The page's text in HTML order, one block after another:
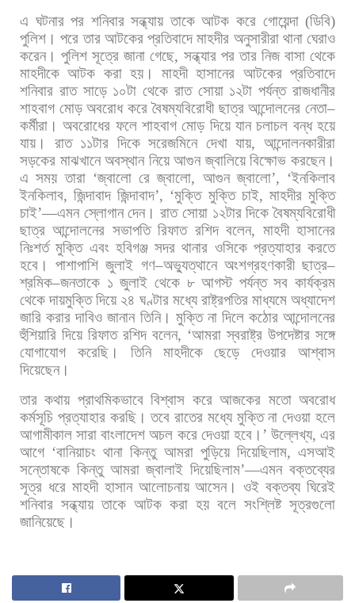
এ ঘটনার পর শনিবার সন্ধ্যায় তাকে আটক করে গোয়েন্দা(ডিবি)
পুলিশ। পরে তার আটকের প্রতিবাদে মাহদীর অনুসারীরা থানা ঘেরাও
করেন। পুলিশ সূত্রে জানা গেছে, সন্ধ্যার পর তার নিজ বাসা থেকে
মাহদীকে আটক করা হয়। মাহদী হাসানের আটকের প্রতিবাদে
শনিবার রাত সাড়ে ১০টা থেকে রাত সোয়া ১২টা পর্যন্ত রাজধানীর
শাহবাগ মোড় অবরোধ করে বৈষম্যবিরোধী ছাত্র আন্দোলনের নেতা–
কর্মীরা। অবরোধের ফলে শাহবাগ মোড় দিয়ে যান চলাচল বন্ধ হয়ে
যায়।
রাত ১১টার দিকে সরেজমিনে দেখা যায়,আন্দোলনকারীরা
সড়কের মাঝখানে অবস্থান নিয়ে আগুন জ্বালিয়ে বিক্ষোভ করছেন।
এ সময় তারা‘জ্বালো রে জ্বালো, আগুন জ্বালো’, ‘ইনকিলাব
ইনকিলাব,জিন্দাবাদ জিন্দাবাদ’, ‘মুক্তি মুক্তি চাই, মাহদীর মুক্তি
চাই’—এমন স্লোগান দেন। রাত সোয়া ১২টার দিকে বৈষম্যবিরোধী
ছাত্র আন্দোলনের সভাপতি রিফাত রশিদ বলেন, মাহদী হাসানের
নিঃশর্ত মুক্তি এবং হবিগঞ্জ সদর থানার ওসিকে প্রত্যাহার করতে
হবে।
পাশাপাশি জুলাই গণ–অভ্যুত্থানে অংশগ্রহণকারী ছাত্র–
শ্রমিক–জনতাকে ১ জুলাই থেকে ৮ আগস্ট পর্যন্ত সব কার্যক্রম
থেকে দায়মুক্তি দিয়ে ২৪ ঘণ্টার মধ্যে রাষ্ট্রপতির মাধ্যমে অধ্যাদেশ
জারি করার দাবিও জানান তিনি। মুক্তি না দিলে কঠোর আন্দোলনের
হুঁশিয়ারি দিয়ে রিফাত রশিদ বলেন, ‘আমরা স্বরাষ্ট্র উপদেষ্টার সঙ্গে
যোগাযোগ
করেছি। তিনি মাহদীকে ছেড়ে দেওয়ার
আশ্বাস
দিয়েছেন।
তার কথায় প্রাথমিকভাবে বিশ্বাস করে আজকের মতো অবরোধ
কর্মসূচি প্রত্যাহার করছি। তবে রাতের মধ্যে মুক্তি না দেওয়া হলে
আগামীকাল সারা বাংলাদেশ অচল করে দেওয়া হবে। ’ উল্লেখ্য, এর
আগে ‘বানিয়াচং থানা কিন্তু আমরা পুড়িয়ে দিয়েছিলাম,এসআই
সন্তোষকে কিন্তু আমরা জ্বালাই দিয়েছিলাম’—এমন বক্তব্যের
সূত্র ধরে মাহদী হাসান আলোচনায় আসেন। ওই বক্তব্য ঘিরেই
শনিবার সন্ধ্যায় তাকে আটক করা হয় বলে সংশ্লিষ্ট সূত্রগুলো
জানিয়েছে।